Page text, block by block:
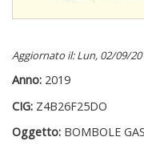
Aggiornato il: Lun, 02/09/
Anno: 2019
CIG: Z4B26F25DO
Oggetto: BOMBOLE